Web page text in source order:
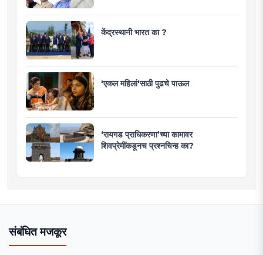
केंद्रस्थानी भारत का ?
'एकल महिलां'साठी पुढचे पाऊल
‘रायगड प्राधिकरणा’च्या कामावर
शिवप्रेमींकडूनच प्रश्नचिन्ह का?
संबंधित मजकूर